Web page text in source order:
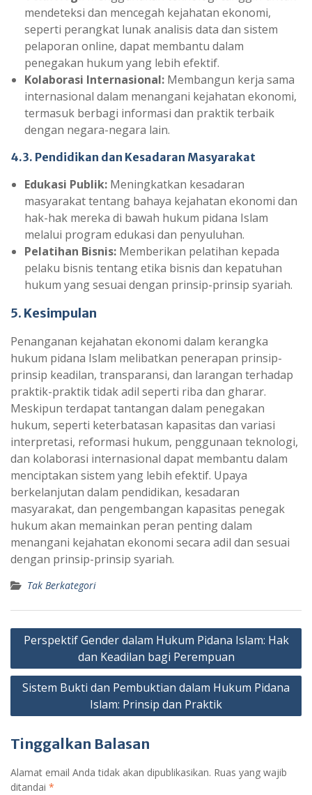
mendeteksi dan mencegah kejahatan ekonomi,
seperti perangkat lunak analisis data dan sistem
pelaporan online, dapat membantu dalam
penegakan hukum yang lebih efektif.
Kolaborasi Internasional: Membangun kerja sama
internasional dalam menangani kejahatan ekonomi,
termasuk berbagi informasi dan praktik terbaik
dengan negara-negara lain.
4.3. Pendidikan dan Kesadaran Masyarakat
Edukasi Publik: Meningkatkan kesadaran
masyarakat tentang bahaya kejahatan ekonomi dan
hak-hak mereka di bawah hukum pidana Islam
melalui program edukasi dan penyuluhan.
Pelatihan Bisnis: Memberikan pelatihan kepada
pelaku bisnis tentang etika bisnis dan kepatuhan
hukum yang sesuai dengan prinsip-prinsip syariah.
5. Kesimpulan
Penanganan kejahatan ekonomi dalam kerangka
hukum pidana Islam melibatkan penerapan prinsip-
prinsip keadilan, transparansi, dan larangan terhadap
praktik-praktik tidak adil seperti riba dan gharar.
Meskipun terdapat tantangan dalam penegakan
hukum, seperti keterbatasan kapasitas dan variasi
interpretasi, reformasi hukum, penggunaan teknologi,
dan kolaborasi internasional dapat membantu dalam
menciptakan sistem yang lebih efektif. Upaya
berkelanjutan dalam pendidikan, kesadaran
masyarakat, dan pengembangan kapasitas penegak
hukum akan memainkan peran penting dalam
menangani kejahatan ekonomi secara adil dan sesuai
dengan prinsip-prinsip syariah.
Tak Berkategori
Navigasi
Perspektif Gender dalam Hukum Pidana Islam: Hak
dan Keadilan bagi Perempuan
Sistem Bukti dan Pembuktian dalam Hukum Pidana
Islam: Prinsip dan Praktik
Tinggalkan Balasan
Alamat email Anda tidak akan dipublikasikan. Ruas yang wajib
ditandai *